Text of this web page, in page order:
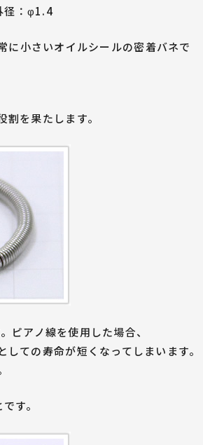
径：φ1.4
に小さいオイルシールの密着バネで
を果たします。
ピアノ線を使用した場合、
ての寿命が短くなってしまいます。
す。